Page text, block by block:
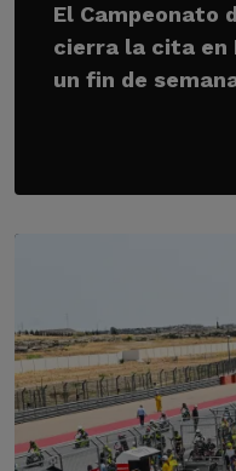
El Campeonato
cierra la cita en
un fin de